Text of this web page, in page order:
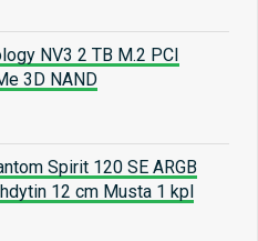
NV3 2 TB M.2 PCI
3D NAND
Spirit 120 SE ARGB
12 cm Musta 1 kpl